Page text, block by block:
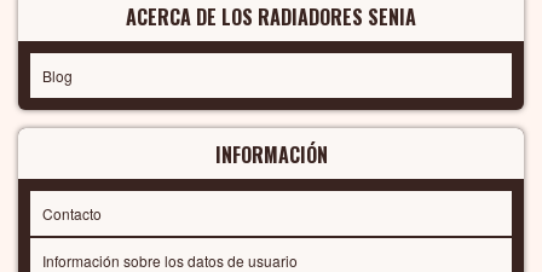
ACERCA DE LOS RADIADORES SENIA
Blog
INFORMACIÓN
Contacto
Información sobre los datos de usuario